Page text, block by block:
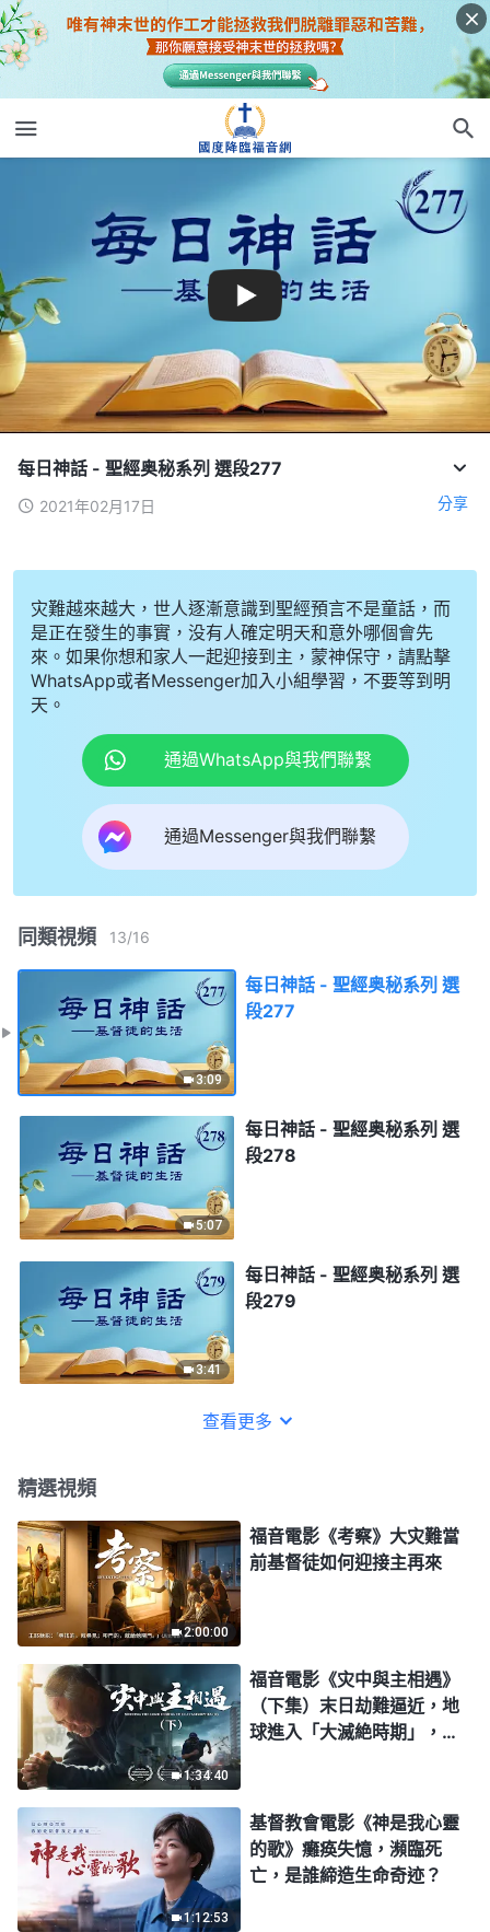
每日神話 - 聖經奥秘系列 選段277
2021年02月17日 分享
灾難越來越大，世人逐漸意識到聖經預言不是童話，而
是正在發生的事實，没有人確定明天和意外哪個會先
來。如果你想和家人一起迎接到主，蒙神保守，請點擊
WhatsApp或者Messenger加入小組學習，不要等到明
天。
通過WhatsApp與我們聯繫
通過Messenger與我們聯繫
同類視頻 13/16
3:09
每日神話 - 聖經奥秘系列 選
段277
5:07
每日神話 - 聖經奥秘系列 選
段278
3:41
每日神話 - 聖經奥秘系列 選
段279
查看更多
精選視頻
2:00:00
福音電影《考察》大灾難當
前基督徒如何迎接主再來
1:34:40
福音電影《灾中與主相遇》
（下集）末日劫難逼近，地
球進入「大滅絶時期」，人
1:12:53
基督教會電影《神是我心靈
的歌》癱痪失憶，瀕臨死
亡，是誰締造生命奇迹？